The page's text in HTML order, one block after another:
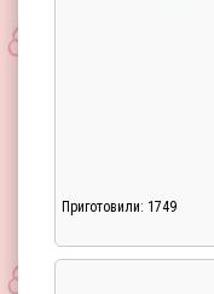
Приготовили: 1749